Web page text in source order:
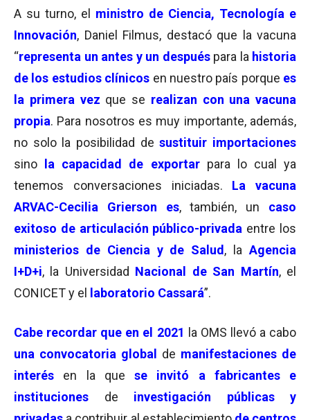
A su turno, el ministro de Ciencia, Tecnología e
Innovación, Daniel Filmus, destacó que la vacuna
“representa un antes y un después para la historia
de los estudios clínicos en nuestro país porque es
la primera vez que se realizan con una vacuna
propia. Para nosotros es muy importante, además,
no solo la posibilidad desustituir importaciones
sino
la capacidad de exportar para lo cual ya
tenemos conversaciones iniciadas. La vacuna
ARVAC-Cecilia Grierson es, también, un caso
exitoso de articulación público-privada entre los
ministerios de Ciencia y de Salud , laAgencia
I+D+i, la Universidad Nacional de San Martín, el
CONICET y el
laboratorio Cassará”.
Cabe recordar que en el 2021
la OMS llevó a cabo
una convocatoria global de manifestaciones de
interés en la que se invitó a fabricantes e
instituciones
de investigación públicas y